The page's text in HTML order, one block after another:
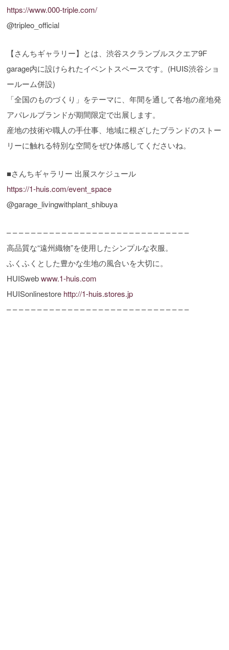
https://www.000-triple.com/
@tripleo_official
【さんちギャラリー】とは、渋谷スクランブルスクエア9F
garage内に設けられたイベントスペースです。(HUIS渋谷ショ
ールーム併設)
「全国のものづくり」をテーマに、年間を通して各地の産地発
アパレルブランドが期間限定で出展します。
産地の技術や職人の手仕事、地域に根ざしたブランドのストー
リーに触れる特別な空間をぜひ体感してくださいね。
■さんちギャラリー 出展スケジュール
https://1-huis.com/event_space
@garage_livingwithplant_shibuya
– – – – – – – – – – – – – – – – – – – – – – – – – – – – – –
高品質な“遠州織物”を使用したシンプルな衣服。
ふくふくとした豊かな生地の風合いを大切に。
HUISwebwww.1-huis.com
HUISonlinestore http://1-huis.stores.jp
– – – – – – – – – – – – – – – – – – – – – – – – – – – – – –